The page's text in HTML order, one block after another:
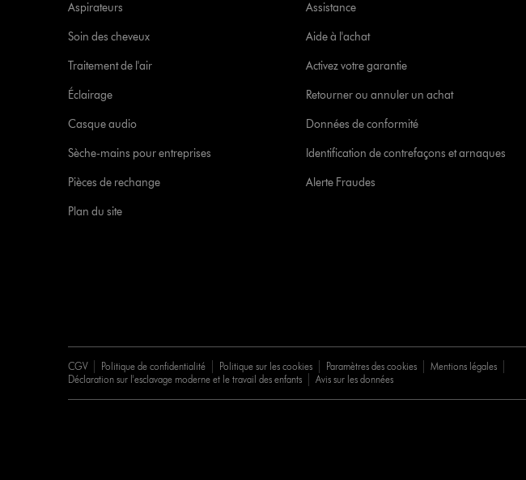
Aspirateurs
Soin des cheveux
Traitement de l'air
Éclairage
Casque audio
Sèche-mains pour entreprises
Pièces de rechange
Plan du site
Assistance
Aide à l'achat
Activez votre garantie
Retourner ou annuler un achat
Données de conformité
Identification de contrefaçons et arnaques
Alerte Fraudes
CGV Politique de confidentialité Politique sur les cookies Paramètres des cookies
Mentions légales
Déclaration sur l'esclavage moderne et le travail des enfants
Avis sur les données